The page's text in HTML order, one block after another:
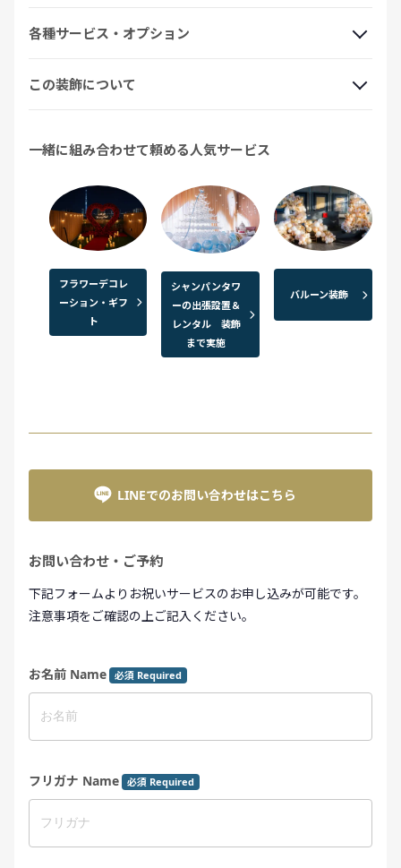
各種サービス・オプション
この装飾について
一緒に組み合わせて頼める人気サービス
フラワーデコレ
ーション・ギフ
ト
シャンパンタワ
ーの出張設置＆
レンタル 装飾
まで実施
バルーン装飾
LINEでのお問い合わせはこちら
お問い合わせ・ご予約
下記フォームよりお祝いサービスのお申し込みが可能です。
注意事項をご確認の上ご記入ください。
お名前 Name 必須 Required
フリガナ Name 必須 Required